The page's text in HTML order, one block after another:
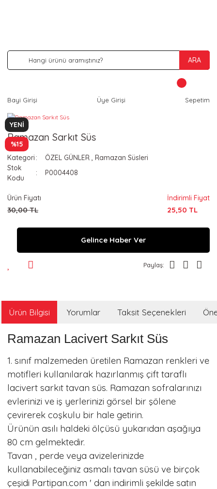
ARA
Bayi Girişi Üye Girişi Sepetim
YENİ
%15
Ramazan Sarkıt Süs
Kategori ÖZEL GÜNLER , Ramazan Süsleri
Stok
Kodu
P0004408
Ürün Fiyatı
30,00 TL
İndirimli Fiyat
25,50 TL
Gelince Haber Ver
Paylaş:
Ürün Bilgisi Yorumlar Taksit Seçenekleri
Ramazan Lacivert Sarkıt Süs
1. sınıf malzemeden üretilen Ramazan renkleri ve
motifleri kullanılarak hazırlanmış çift taraflı
lacivert sarkıt tavan süs. Ramazan sofralarınızı
evlerinizi ve iş yerlerinizi görsel bir şölene
çevirerek coşkulu bir hale getirin.
Ürünün asılı haldeki ölçüsü yukarıdan aşağıya
80 cm gelmektedir.
Tavan , perde veya avizelerinizde
kullanabileceğiniz asmalı tavan süsü ve birçok
çeşidi Partipan.com ' dan indirimli şekilde satın